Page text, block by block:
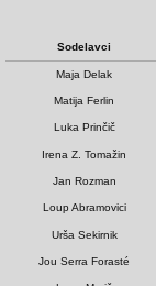
Sodelavci
Maja Delak
Matija Ferlin
Luka Prinčič
Irena Z. Tomažin
Jan Rozman
Loup Abramovici
Urša Sekirnik
Jou Serra Forasté